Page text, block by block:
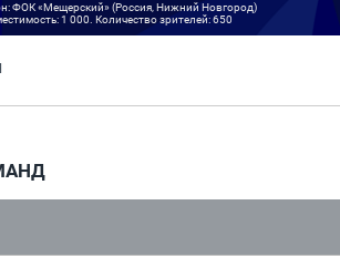
​ФОК «Мещерский»​​ (Россия, Нижний Новгород)
1 000. Количество зрителей: 650